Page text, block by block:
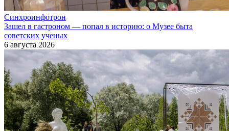
Синхроинфотрон
Зашел в гастроном — попал в историю: о Музее быта
советских ученых
6 августа 2026